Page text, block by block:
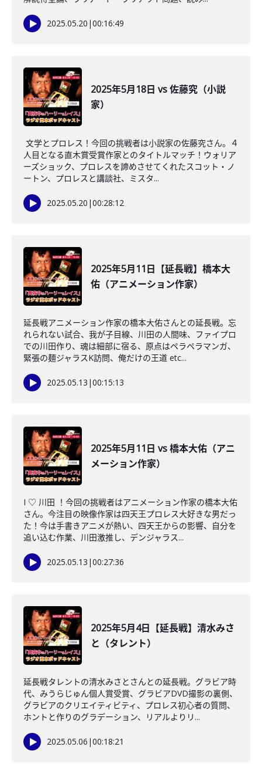
2025.05.20 |00:16:49
2025年5月18日 vs 佐藤究（小説
家）
文学とプロレス！今回の挑戦者は小説家の佐藤究さん。４
人目となる直木賞受賞作家とのタイトルマッチ！ウォリア
ーズショック、プロレスを諦めさせてくれたスコット・ノ
ートン、プロレスと講談社、ミスタ...
2025.05.20 |00:28:12
2025年5月11日【延長戦】橋本大
佑（アニメーション作家）
延長戦アニメーション作家の橋本大佑さんとの延長戦。忘
れられない試合、我が子目線、川田の人間味、ファイプロ
での川田作り、魂は細部に宿る、原点はペラペラマンガ、
緊張の麺ジャラスK訪問、俺だけの王道 etc...
2025.05.13 |00:15:13
2025年5月11日 vs 橋本大佑（アニ
メーション作家）
I ♡ 川田 ！今回の挑戦者はアニメーション作家の橋本大佑
さん。今注目の映像作家は四天王プロレス大好きな男だっ
た！今は手書きアニメが熱い、四天王からの影響、自分を
追い込む作業、川田激推し、デンジャラス...
2025.05.13 |00:27:36
2025年5月4日【延長戦】清水みさ
と（タレント）
延長戦タレントの清水みさとさんとの延長戦。グラビア時
代、みうらじゅん個人賞受賞、グラビアDVD撮影の裏側、
グラビアのクリエイティビティ、プロレス初心者の質問、
ホントと作りのグラデーション、リアルよりリ...
2025.05.06 |00:18:21